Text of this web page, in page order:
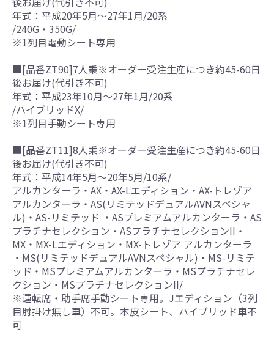
年式：平成20年5月～27年1月/20系
/240G・350G/
※1列目電動シート専用
■[品番ZT90]7人乗※オーダー受注生産につき約45-60日
後お届け(代引き不可)
年式：平成23年10月～27年1月/20系
/ハイブリッドX/
※1列目手動シート専用
■[品番ZT11]8人乗※オーダー受注生産につき約45-60日
後お届け(代引き不可)
年式：平成14年5月～20年5月/10系/
アルカンターラ・AX・AX-Lエディション・AX-トレゾア
アルカンターラ・AS(リミテッドデュアルAVNスペシャ
ル)・AS-リミテッド ・ASプレミアムアルカンターラ・AS
プラチナセレクション・ASプラチナセレクションII・
MX・MX-Lエディション・MX-トレゾア アルカンターラ
・MS(リミテッドデュアルAVNスペシャル)・MS-リミテ
ッド・MSプレミアムアルカンターラ・MSプラチナセレ
クション・MSプラチナセレクションII/
※運転席・助手席手動シート専用。Jエディション（3列
目肘掛け無し車）不可。本皮シート、ハイブリッド車不
可